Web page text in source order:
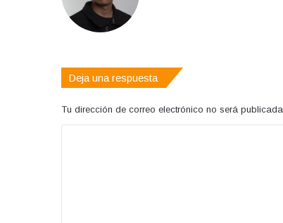
Deja una respuesta
Tu dirección de correo electrónico no será publicada.